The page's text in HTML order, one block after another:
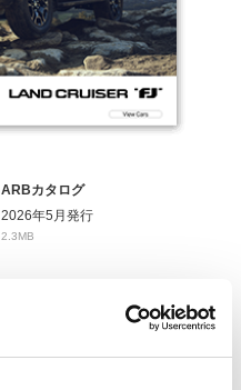
ARBカタログ
2026年5月発行
2.3MB